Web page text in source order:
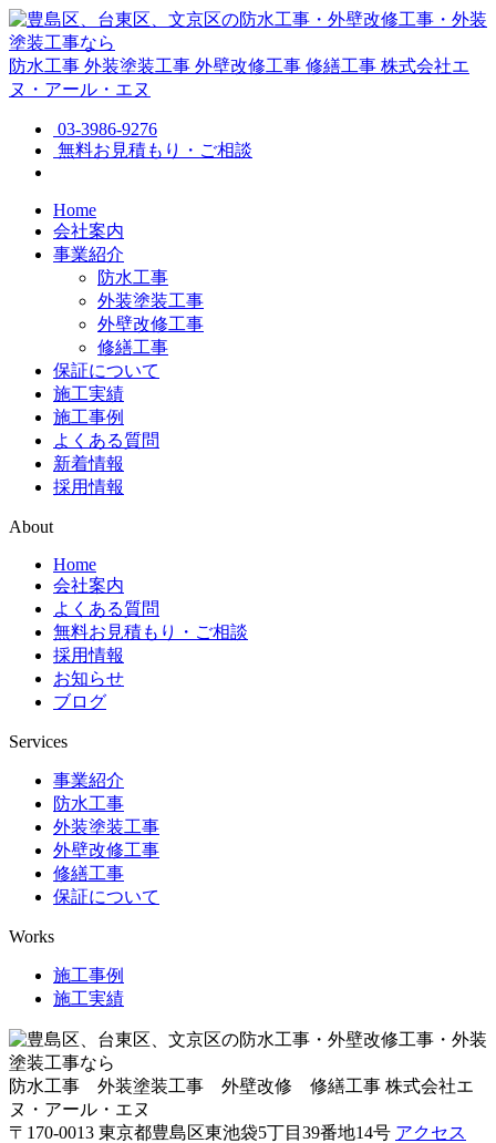
防水工事 外装塗装工事 外壁改修工事 修繕工事 株式会社エ
ヌ・アール・エヌ
03-3986-9276
無料お見積もり・ご相談
Home
会社案内
事業紹介
防水工事
外装塗装工事
外壁改修工事
修繕工事
保証について
施工実績
施工事例
よくある質問
新着情報
採用情報
About
Home
会社案内
よくある質問
無料お見積もり・ご相談
採用情報
お知らせ
ブログ
Services
事業紹介
防水工事
外装塗装工事
外壁改修工事
修繕工事
保証について
Works
施工事例
施工実績
防水工事 外装塗装工事 外壁改修 修繕工事 株式会社エ
ヌ・アール・エヌ
〒170-0013 東京都豊島区東池袋5丁目39番地14号 アクセス